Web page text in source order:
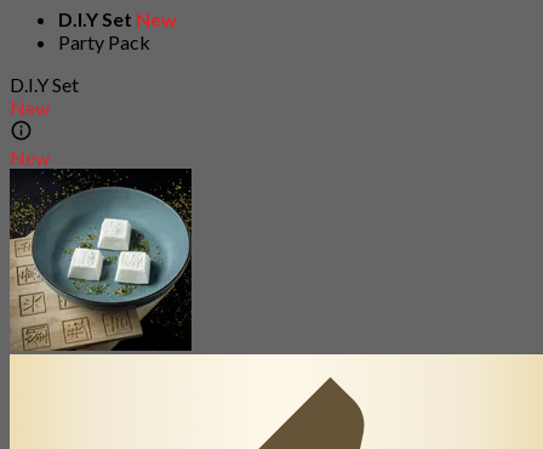
D.I.Y Set New
Party Pack
D.I.Y Set
New
New